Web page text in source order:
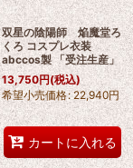
双星の陰陽師 焔魔堂ろ
くろ コスプレ衣装
abccos製 「受注生産」
13,750円(税込)
希望小売価格: 22,940円
カートに入れる